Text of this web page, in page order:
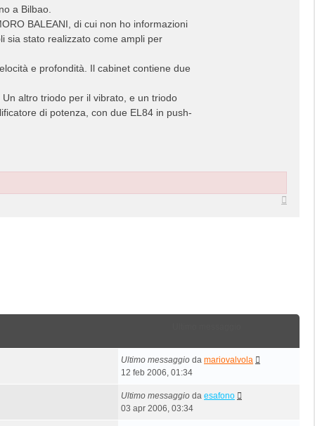
a Bilbao.
BALEANI, di cui non ho informazioni
sia stato realizzato come ampli per
e profondità. Il cabinet contiene due
altro triodo per il vibrato, e un triodo
di potenza, con due EL84 in push-
Top
Ultimo messaggio da mariovalvola
12 feb 2006, 01:34
Ultimo messaggio da esafono
03 apr 2006, 03:34